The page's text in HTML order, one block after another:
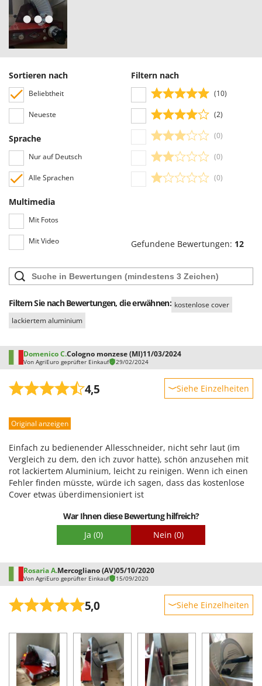
Privatsphäre von Personen.
Alle Bewertungen, sowohl die positiven als auch die negativen, können vom
Benutzer leicht eingesehen werden, auch dank der Filter, die eine
vereinfachte Auswahl ermöglichen, einschließlich der Auswahl von
positiven oder negativen Bewertungen.
Sortieren nach
Beliebtheit
Neueste
Sprache
Nur auf Deutsch
Alle Sprachen
Multimedia
Mit Fotos
Mit Video
Filtern nach
(10)
(2)
(0)
(0)
(0)
Gefundene Bewertungen: 12
Filtern Sie nach Bewertungen, die erwähnen: kostenlose cover
lackiertem aluminium
Domenico C.Cologno monzese (MI)11/03/2024
Von AgriEuro geprüfter Einkauf 29/02/2024
4,5 Siehe Einzelheiten
Leistung
Qualität / Preis
Schwierigkeitsgrad Zusammenbau
Verpackung
Original anzeigen
Einfach zu bedienender Allesschneider, nicht sehr laut (im
Vergleich zu dem, den ich zuvor hatte), schön anzusehen mit
rot lackiertem Aluminium, leicht zu reinigen. Wenn ich einen
Fehler finden müsste, würde ich sagen, dass das kostenlose
Cover etwas überdimensioniert ist
War Ihnen diese Bewertung hilfreich?
Ja (0) Nein (0)
Rosaria A.Mercogliano (AV)05/10/2020
Von AgriEuro geprüfter Einkauf 15/09/2020
5,0 Siehe Einzelheiten
Benutzerfreundlichkeit
Qualität / Preis